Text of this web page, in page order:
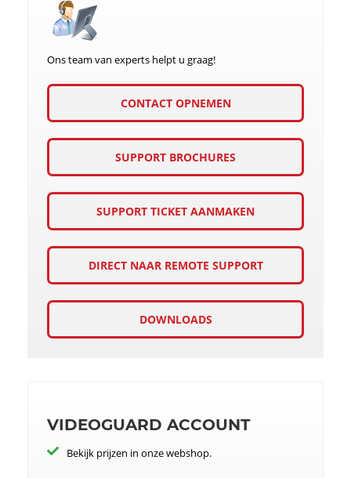
Ons team van experts helpt u graag!
CONTACT OPNEMEN
SUPPORT BROCHURES
SUPPORT TICKET AANMAKEN
DIRECT NAAR REMOTE SUPPORT
DOWNLOADS
VIDEOGUARD ACCOUNT
Bekijk prijzen in onze webshop.